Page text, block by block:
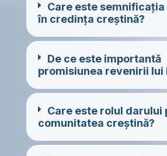
Care este semnificația
în credința creștină?
De ce este importantă
promisiunea revenirii lui
Care este rolul darului
comunitatea creștină?